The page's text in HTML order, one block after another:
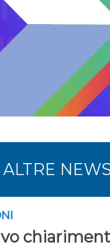
ALTRE NEWS